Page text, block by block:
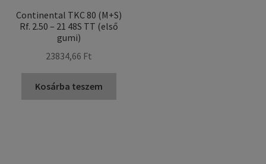
Continental TKC 80 (M+S)
Rf. 2.50 – 21 48S TT (első
gumi)
23834,66 Ft
Kosárba teszem